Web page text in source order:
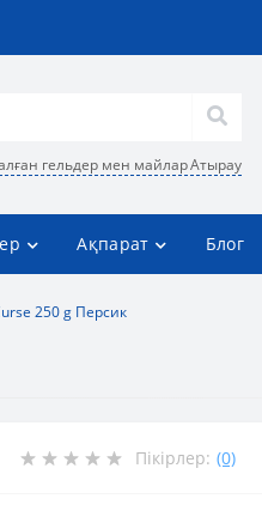
гельдер мен майларАтырау
Ақпарат Блог
250 g Персик
Пікірлер: (0)